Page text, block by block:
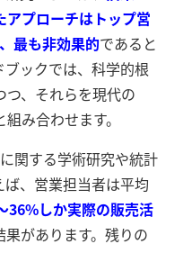
アプローチはトップ営
最も非効果的であると
ックでは、科学的根
、それらを現代の
み合わせます。
関する学術研究や統計
、営業担当者は平均
36%しか実際の販売活
果があります。残りの